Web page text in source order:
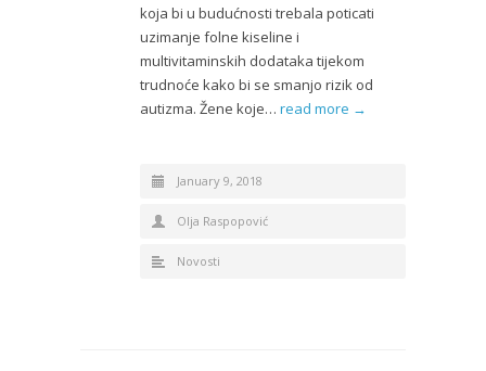
koja bi u budućnosti trebala poticati
uzimanje folne kiseline i
multivitaminskih dodataka tijekom
trudnoće kako bi se smanjo rizik od
autizma. Žene koje… read more →
January 9, 2018
Olja Raspopović
Novosti